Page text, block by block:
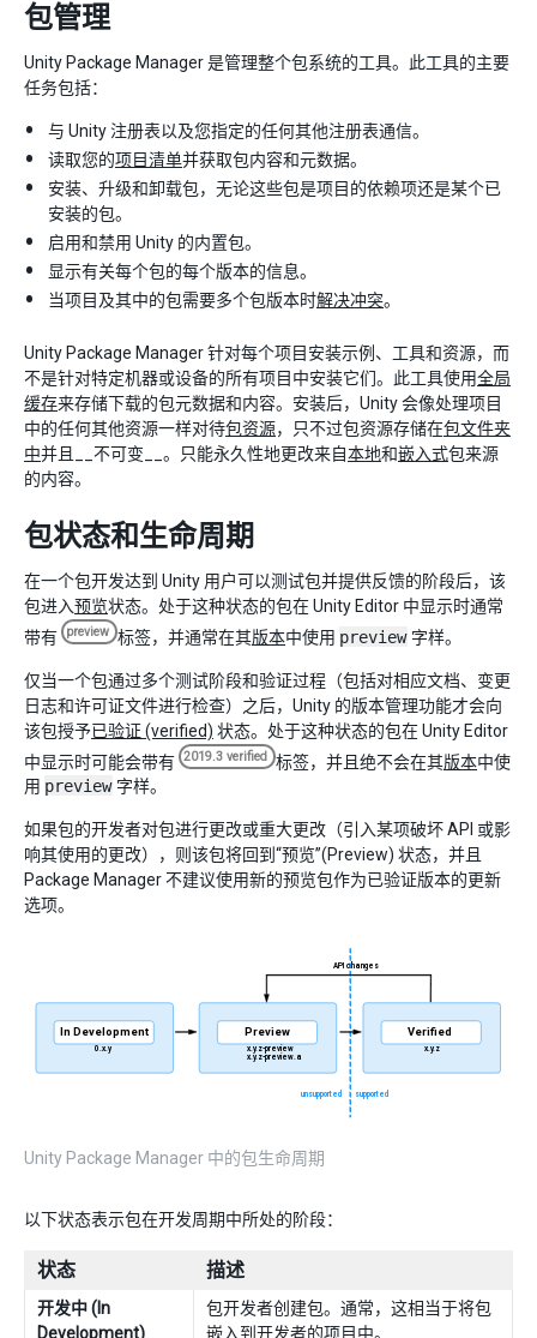
包管理
Unity Package Manager 是管理整个包系统的工具。此工具的主要
任务包括：
与 Unity 注册表以及您指定的任何其他注册表通信。
读取您的项目清单并获取包内容和元数据。
安装、升级和卸载包，无论这些包是项目的依赖项还是某个已
安装的包。
启用和禁用 Unity 的内置包。
显示有关每个包的每个版本的信息。
当项目及其中的包需要多个包版本时解决冲突。
Unity Package Manager 针对每个项目安装示例、工具和资源，而
不是针对特定机器或设备的所有项目中安装它们。此工具使用全局
缓存来存储下载的包元数据和内容。安装后，Unity 会像处理项目
中的任何其他资源一样对待包资源，只不过包资源存储在包文件夹
中并且__不可变__。只能永久性地更改来自本地和嵌入式包来源
的内容。
包状态和生命周期
在一个包开发达到 Unity 用户可以测试包并提供反馈的阶段后，该
包进入预览状态。处于这种状态的包在 Unity Editor 中显示时通常
带有
preview 标签，并通常在其版本中使用 preview 字样。
仅当一个包通过多个测试阶段和验证过程（包括对相应文档、变更
日志和许可证文件进行检查）之后，Unity 的版本管理功能才会向
该包授予已验证 (verified) 状态。处于这种状态的包在 Unity Editor
中显示时可能会带有 2019.3 verified 标签，并且绝不会在其版本中使
用 preview 字样。
如果包的开发者对包进行更改或重大更改（引入某项破坏 API 或影
响其使用的更改），则该包将回到“预览”(Preview) 状态，并且
Package Manager 不建议使用新的预览包作为已验证版本的更新
选项。
Unity Package Manager 中的包生命周期
以下状态表示包在开发周期中所处的阶段：
状态 描述
开发中 (In
Development)
包开发者创建包。通常，这相当于将包
嵌入到开发者的项目中。